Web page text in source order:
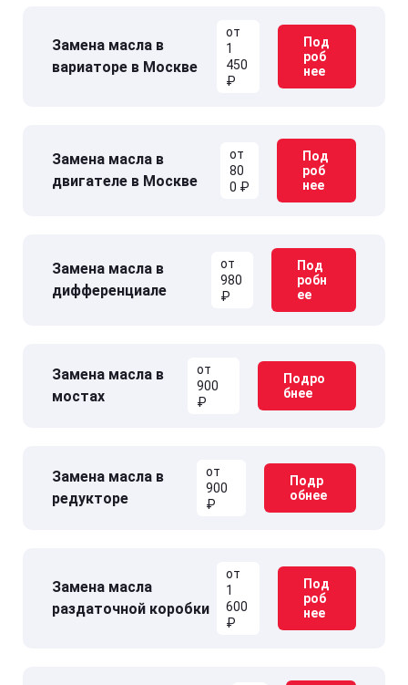
Замена масла в
вариаторе в Москве
от
1
450
₽
Под
роб
нее
Замена масла в
двигателе в Москве
от
80
0 ₽
Под
роб
нее
Замена масла в
дифференциале
от
980
₽
Под
робн
ее
Замена масла в
мостах
от
900
₽
Подро
бнее
Замена масла в
редукторе
от
900
₽
Подр
обнее
Замена масла
раздаточной коробки
от
1
600
₽
Под
роб
нее